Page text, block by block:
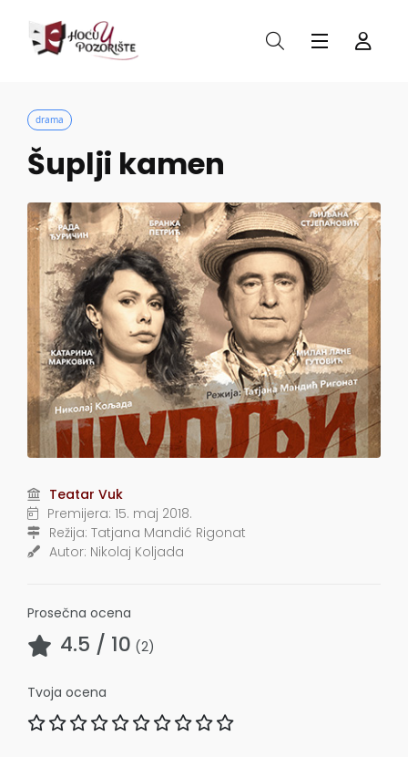
drama
Šuplji kamen
Teatar Vuk
Premijera: 15. maj 2018.
Režija: Tatjana Mandić Rigonat
Autor: Nikolaj Koljada
Prosečna ocena
4.5 / 10 (2)
Tvoja ocena